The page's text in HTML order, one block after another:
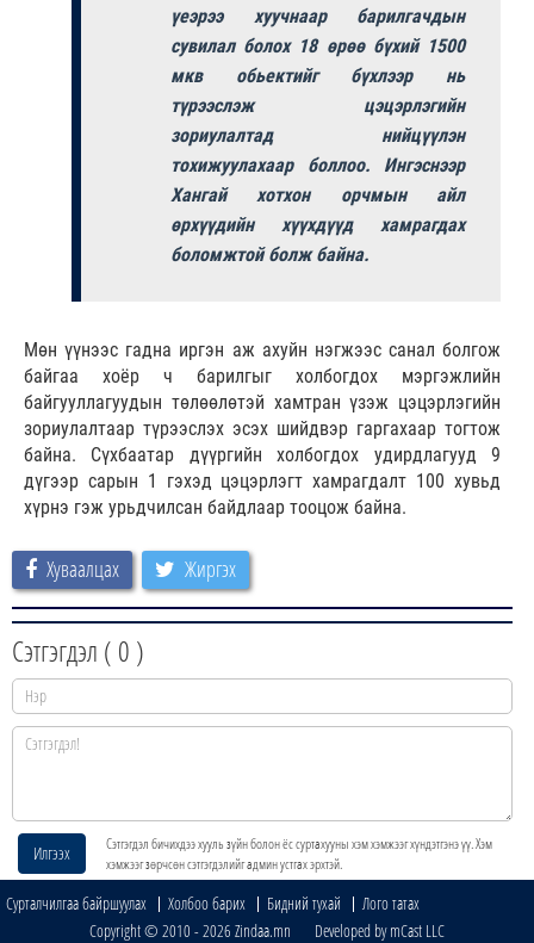
үеэрээ хуучнаар барилгачдын
сувилал болох 18 өрөө бүхий 1500
мкв обьектийг бүхлээр нь
түрээслэж цэцэрлэгийн
зориулалтад нийцүүлэн
тохижуулахаар боллоо. Ингэснээр
Хангай хотхон орчмын айл
өрхүүдийн хүүхдүүд хамрагдах
боломжтой болж байна.
Мөн үүнээс гадна иргэн аж ахуйн нэгжээс санал болгож
байгаа хоёр ч барилгыг холбогдох мэргэжлийн
байгууллагуудын төлөөлөтэй хамтран үзэж цэцэрлэгийн
зориулалтаар түрээслэх эсэх шийдвэр гаргахаар тогтож
байна. Сүхбаатар дүүргийн холбогдох удирдлагууд 9
дүгээр сарын 1 гэхэд цэцэрлэгт хамрагдалт 100 хувьд
хүрнэ гэж урьдчилсан байдлаар тооцож байна.
Хуваалцах Жиргэх
Сэтгэгдэл ( 0 )
Илгээх
Сэтгэгдэл бичихдээ хууль зүйн болон ёс суртахууны хэм хэмжээг хүндэтгэнэ үү. Хэм
хэмжээг зөрчсөн сэтгэгдэлийг админ устгах эрхтэй.
Сурталчилгаа байршуулах Холбоо барих Бидний тухай
Лого татах
Copyright © 2010 - 2026 Zindaa.mn Developed by mCast LLC